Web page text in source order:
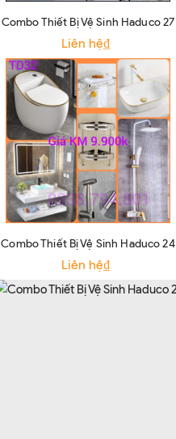
Combo Thiết Bị Vệ Sinh Haduco 27
Liên hệ₫
Combo Thiết Bị Vệ Sinh Haduco 24
Liên hệ₫